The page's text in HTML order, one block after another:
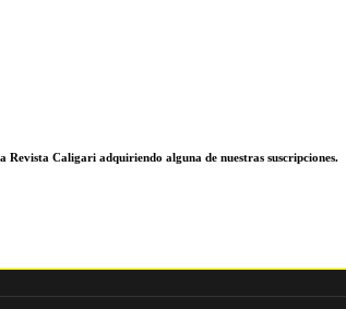
Revista Caligari adquiriendo alguna de nuestras suscripciones.